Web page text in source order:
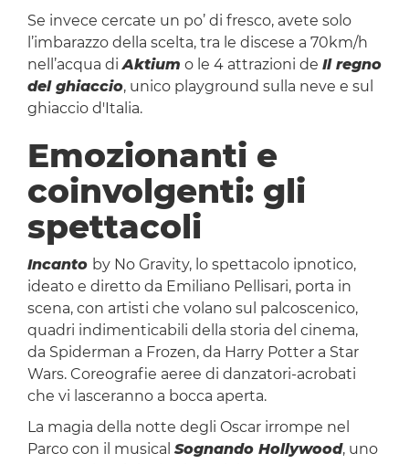
Se invece cercate un po’ di fresco, avete solo
l’imbarazzo della scelta, tra le discese a 70km/h
nell’acqua diAktium o le 4 attrazioni de Il regno
del ghiaccio, unico playground sulla neve e sul
ghiaccio d'Italia.
Emozionanti e
coinvolgenti: gli
spettacoli
Incanto by No Gravity, lo spettacolo ipnotico,
ideato e diretto da Emiliano Pellisari, porta in
scena, con artisti che volano sul palcoscenico,
quadri indimenticabili della storia del cinema,
da Spiderman a Frozen, da Harry Potter a Star
Wars. Coreografie aeree di danzatori-acrobati
che vi lasceranno a bocca aperta.
La magia della notte degli Oscar irrompe nel
Parco con il musical Sognando Hollywood, uno